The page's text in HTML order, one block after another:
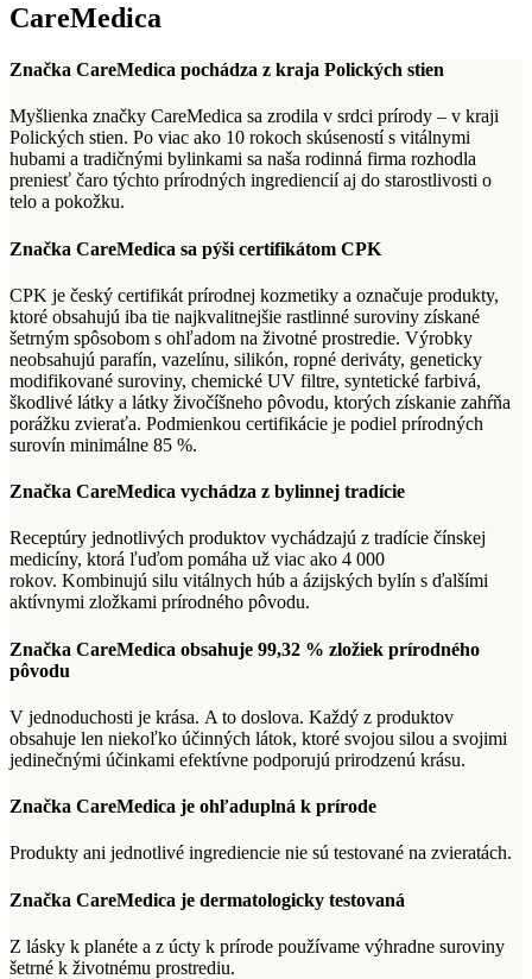
CareMedica
Značka CareMedica pochádza z kraja Polických stien
Myšlienka značky CareMedica sa zrodila v srdci prírody – v kraji
Polických stien. Po viac ako 10 rokoch skúseností s vitálnymi
hubami a tradičnými bylinkami sa naša rodinná firma rozhodla
preniesť čaro týchto prírodných ingrediencií aj do starostlivosti o
telo a pokožku.
Značka CareMedica sa pýši certifikátom CPK
CPK je český certifikát prírodnej kozmetiky a označuje produkty,
ktoré obsahujú iba tie najkvalitnejšie rastlinné suroviny získané
šetrným spôsobom s ohľadom na životné prostredie. Výrobky
neobsahujú parafín, vazelínu, silikón, ropné deriváty, geneticky
modifikované suroviny, chemické UV filtre, syntetické farbivá,
škodlivé látky a látky živočíšneho pôvodu, ktorých získanie zahŕňa
porážku zvieraťa. Podmienkou certifikácie je podiel prírodných
surovín minimálne 85 %.
Značka CareMedica vychádza z bylinnej tradície
Receptúry jednotlivých produktov vychádzajú z tradície čínskej
medicíny, ktorá ľuďom pomáha už viac ako 4 000
rokov. Kombinujú silu vitálnych húb a ázijských bylín s ďalšími
aktívnymi zložkami prírodného pôvodu.
Značka CareMedica obsahuje 99,32 % zložiek prírodného
pôvodu
V jednoduchosti je krása. A to doslova. Každý z produktov
obsahuje len niekoľko účinných látok, ktoré svojou silou a svojimi
jedinečnými účinkami efektívne podporujú prirodzenú krásu.
Značka CareMedica je ohľaduplná k prírode
Produkty ani jednotlivé ingrediencie nie sú testované na zvieratách.
Značka CareMedica je dermatologicky testovaná
Z lásky k planéte a z úcty k prírode používame výhradne suroviny
šetrné k životnému prostrediu.